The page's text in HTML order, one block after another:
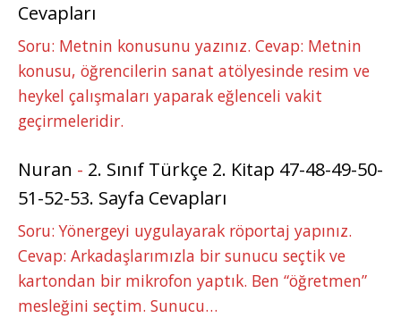
Cevapları
Soru: Metnin konusunu yazınız. Cevap: Metnin
konusu, öğrencilerin sanat atölyesinde resim ve
heykel çalışmaları yaparak eğlenceli vakit
geçirmeleridir.
Nuran - 2. Sınıf Türkçe 2. Kitap 47-48-49-50-
51-52-53. Sayfa Cevapları
Soru: Yönergeyi uygulayarak röportaj yapınız.
Cevap: Arkadaşlarımızla bir sunucu seçtik ve
kartondan bir mikrofon yaptık. Ben “öğretmen”
mesleğini seçtim. Sunucu…